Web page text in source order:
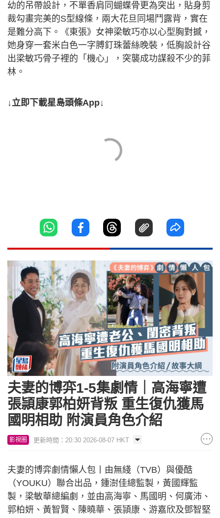
幼的吊帶設計，不單香肩同蝴蝶骨更為突出，貼身剪
裁勾畫完美的S型線條，兩大花旦同場鬥露背，實在
是難分高下。《東張》女神梁敏巧亦以心型胸對撼，
她身穿一套米白色一字膊釘珠蕾絲晚裝，低胸設計谷
出梁敏巧骨子裡的「機心」，突襲成功謀殺不少的菲
林。
↓立即下載星島頭條App↓
夫妻的博弈1-5集劇情｜高海寧遭
張頴康郭柏妍背叛 重生復仇獲馬
國明相助 附演員角色介紹
影視圈 更新時間：20:30 2026-08-07 HKT
夫妻的博弈劇情懶人包丨由無綫（TVB）與優酷
（YOUKU）聯合出品，鍾澍佳總監製，黃國輝監
製，梁敏華總編劇，並由高海寧、馬國明、何廣沛、
郭柏妍、黃智賢、陳曉華、張頴康、游嘉欣及鄧智堅